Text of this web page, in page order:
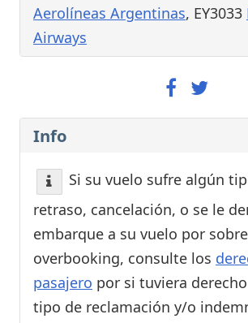
Aerolíneas Argentinas, EY3033
Airways
Info
Si su vuelo sufre algún
retraso, cancelación, o se le
embarque a su vuelo por
overbooking, consulte los
pasajero por si tuviera
tipo de reclamación y/o